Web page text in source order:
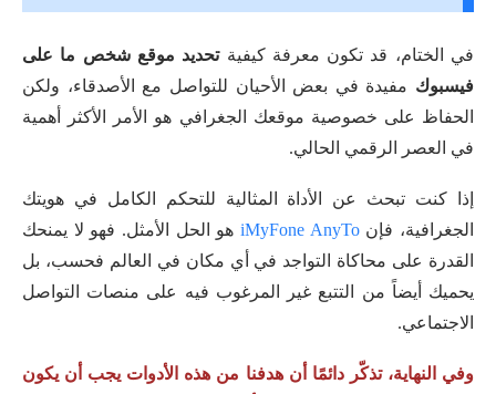
في الختام، قد تكون معرفة كيفيةتحديد موقع شخص ما على
فيسبوك مفيدة في بعض الأحيان للتواصل مع الأصدقاء، ولكن
الحفاظ على خصوصية موقعك الجغرافي هو الأمر الأكثر أهمية
في العصر الرقمي الحالي.
إذا كنت تبحث عن الأداة المثالية للتحكم الكامل في هويتك
الجغرافية، فإنiMyFone AnyTo هو الحل الأمثل. فهو لا يمنحك
القدرة على محاكاة التواجد في أي مكان في العالم فحسب، بل
يحميك أيضاً من التتبع غير المرغوب فيه على منصات التواصل
الاجتماعي.
وفي النهاية، تذكّر دائمًا أن هدفنا من هذه الأدوات يجب أن يكون